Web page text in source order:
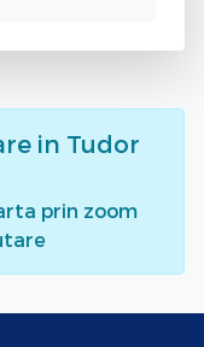
in Tudor
prin zoom